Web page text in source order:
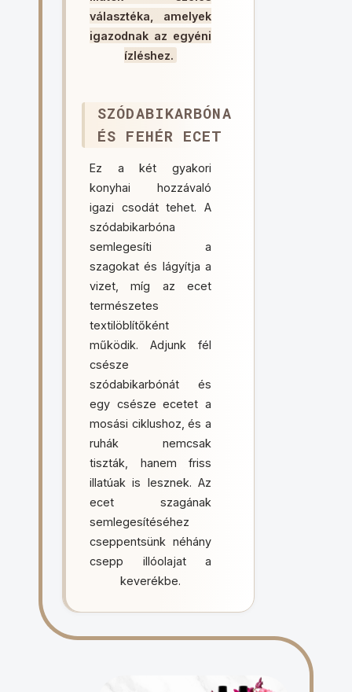
választéka, amelyek
igazodnak az egyéni
ízléshez.
SZÓDABIKARBÓNA
ÉS FEHÉR ECET
Ez a két gyakori
konyhai hozzávaló
igazi csodát tehet. A
szódabikarbóna
semlegesíti a
szagokat és lágyítja a
vizet, míg az ecet
természetes
textilöblítőként
működik. Adjunk fél
csésze
szódabikarbónát és
egy csésze ecetet a
mosási ciklushoz, és a
ruhák nemcsak
tiszták, hanem friss
illatúak is lesznek. Az
ecet szagának
semlegesítéséhez
cseppentsünk néhány
csepp illóolajat a
keverékbe.